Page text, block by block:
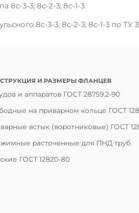
8c-3-3; 8с-2-3; 8с-1-3.
8c-3-3; 8с-2-3; 8с-1-3 по ТУ
И РАЗМЕРЫ ФЛАНЦЕВ
и аппаратов ГОСТ 28759.2-90
на приварном кольце ГОСТ
встык (воротниковые) ГОСТ
расточенные для ПНД труб
ГОСТ 12820-80